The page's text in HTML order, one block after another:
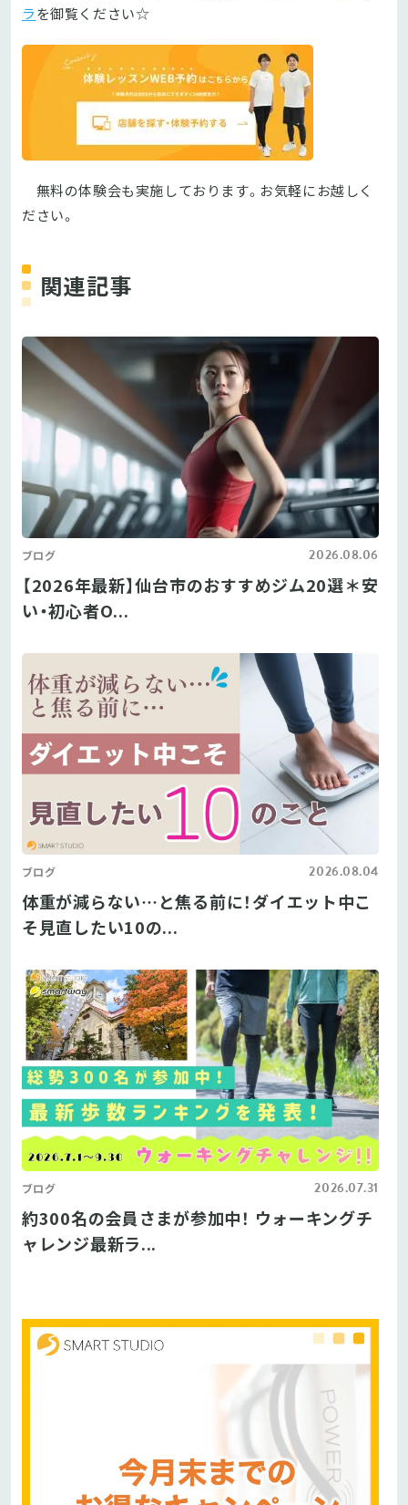
ラを御覧ください☆
無料の体験会も実施しております。お気軽にお越しく
ださい。
関連記事
ブログ 2026.08.06
【2026年最新】仙台市のおすすめジム20選＊安
い・初心者O...
ブログ 2026.08.04
体重が減らない…と焦る前に！ダイエット中こ
そ見直したい10の...
ブログ 2026.07.31
約300名の会員さまが参加中！ ウォーキングチ
ャレンジ最新ラ...